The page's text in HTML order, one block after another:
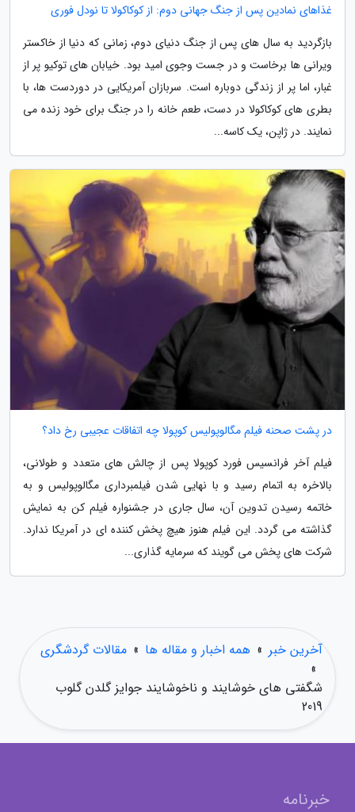
غذاهای نمادین پس از جنگ جهانی دوم: از کوکاکولا تا نودل فوری
بازگردید به سال های پس از جنگ دنیای دوم، زمانی که دنیا از خاکستر
ویرانی ها برخاست و در جست وجوی امید بود. خیابان های توکیو پر از
غبار، اما پر از زندگی دوباره است. سربازان آمریکایی در دوردست ها، با
بطری های کوکاکولا در دست، طعم خانه را در جنگ برای خود زنده می
نمایند. در ژاپن، یک کاسه...
در پشت صحنه فیلم مگالوپولیس کوپولا چه اتفاقات عجیبی رخ داد؟
فیلم آخر فرانسیس فورد کوپولا پس از چالش های متعدد و طولانی،
بالاخره به اتمام رسید و با نهایی شدن فیلمبرداری مگالوپولیس و به
خاتمه رسیدن تدوین آن، سال جاری در جشنواره فیلم کن به نمایش
گذاشته می گردد. این فیلم هنوز هیچ پخش کننده ای در آمریکا ندارد.
شرکت های پخش می گویند که سرمایه گذاری...
آخرین خبر » همه اخبار و مقاله ها » مقالات گردشگری
»
شگفتی های خوشایند و ناخوشایند جوایز گلدن گلوب
2019
خبرنامه